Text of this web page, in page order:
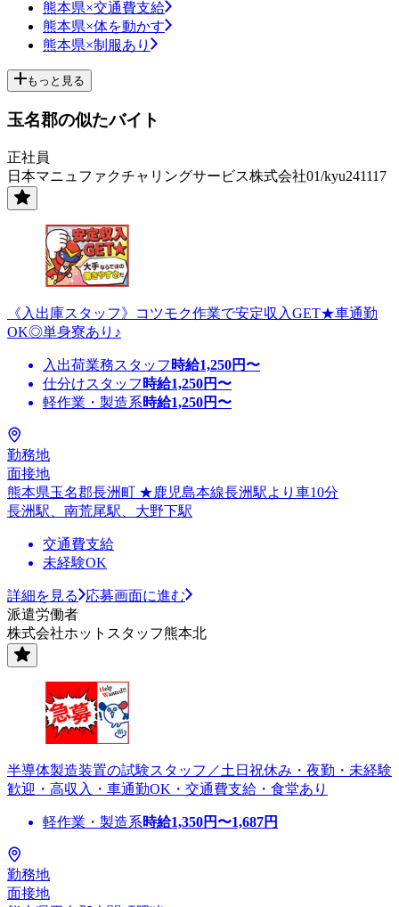
熊本県×交通費支給
熊本県×体を動かす
熊本県×制服あり
もっと見る
玉名郡の似たバイト
正社員
日本マニュファクチャリングサービス株式会社01/kyu241117
《入出庫スタッフ》コツモク作業で安定収入GET★車通勤
OK◎単身寮あり♪
入出荷業務スタッフ 時給1,250円〜
仕分けスタッフ 時給1,250円〜
軽作業・製造系時給1,250円〜
勤務地
面接地
熊本県玉名郡長洲町 ★鹿児島本線長洲駅より車10分
長洲駅、南荒尾駅、大野下駅
交通費支給
未経験OK
詳細を見る
応募画面に進む
派遣労働者
株式会社ホットスタッフ熊本北
半導体製造装置の試験スタッフ／土日祝休み・夜勤・未経験
歓迎・高収入・車通勤OK・交通費支給・食堂あり
軽作業・製造系時給1,350円〜1,687円
勤務地
面接地